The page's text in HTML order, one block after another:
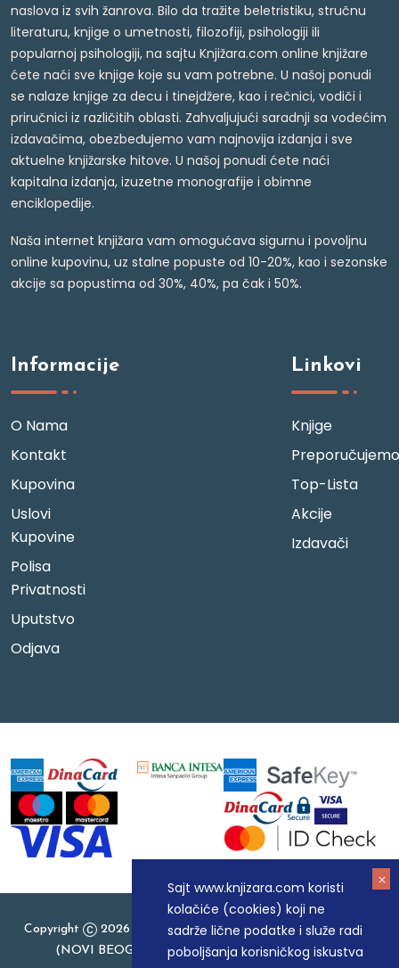
Sajt www.knjizara.com koristi
kolačiće (cookies) koji ne
sadrže lične podatke i služe radi
poboljšanja korisničkog iskustva
naslova iz svih žanrova. Bilo da tražite beletristiku, stručnu
literaturu, knjige o umetnosti, filozofiji, psihologiji ili
popularnoj psihologiji, na sajtu Knjižara.com online knjižare
ćete naći sve knjige koje su vam potrebne. U našoj ponudi
se nalaze knjige za decu i tinejdžere, kao i rečnici, vodiči i
priručnici iz različitih oblasti. Zahvaljujući saradnji sa vodećim
izdavačima, obezbeđujemo vam najnovija izdanja i sve
aktuelne knjižarske hitove. U našoj ponudi ćete naći
kapitalna izdanja, izuzetne monografije i obimne
enciklopedije.
Naša internet knjižara vam omogućava sigurnu i povoljnu
online kupovinu, uz stalne popuste od 10-20%, kao i sezonske
akcije sa popustima od 30%, 40%, pa čak i 50%.
Informacije
O Nama
Kontakt
Kupovina
Uslovi
Kupovine
Polisa
Privatnosti
Uputstvo
Odjava
Linkovi
Knjige
Preporučujemo
Top-Lista
Akcije
Izdavači
Copyright
2026 Knjizara.com - MAKART DOO BEOGRAD
(NOVI BEOGRAD), PIB: 105184104, MB: 20337524